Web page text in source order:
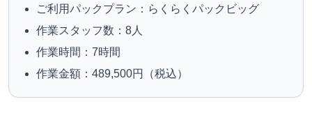
ご利用パックプラン：らくらくパックビッグ
作業スタッフ数：8人
作業時間：7時間
作業金額：489,500円（税込）